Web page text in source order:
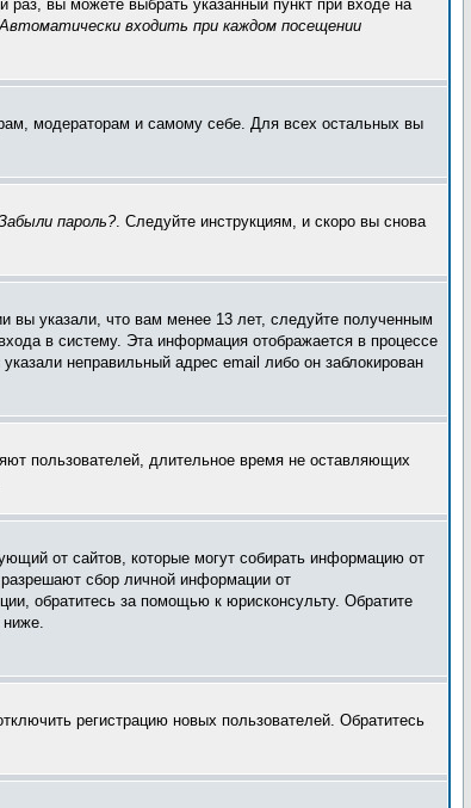
раз, вы можете выбрать указанный пункт при входе на
Автоматически входить при каждом посещении
модераторам и самому себе. Для всех остальных вы
пароль?. Следуйте инструкциям, и скоро вы снова
вы указали, что вам менее 13 лет, следуйте полученным
в систему. Эта информация отображается в процессе
неправильный адрес email либо он заблокирован
пользователей, длительное время не оставляющих
от сайтов, которые могут собирать информацию от
сбор личной информации от
обратитесь за помощью к юрисконсульту. Обратите
ниже.
регистрацию новых пользователей. Обратитесь